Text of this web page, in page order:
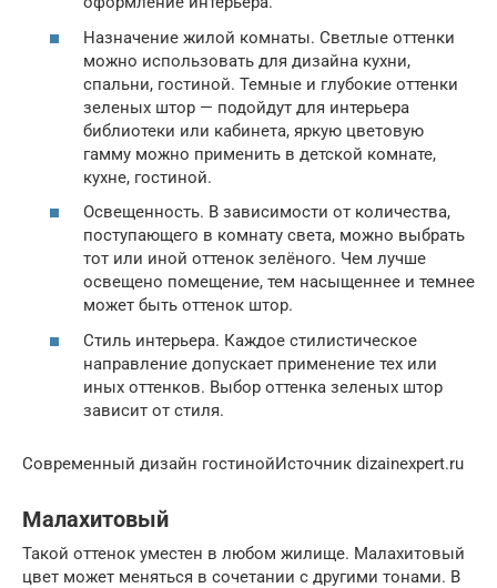
Назначение жилой комнаты. Светлые оттенки
можно использовать для дизайна кухни,
спальни, гостиной. Темные и глубокие оттенки
зеленых штор — подойдут для интерьера
библиотеки или кабинета, яркую цветовую
гамму можно применить в детской комнате,
кухне, гостиной.
Освещенность. В зависимости от количества,
поступающего в комнату света, можно выбрать
тот или иной оттенок зелёного. Чем лучше
освещено помещение, тем насыщеннее и темнее
может быть оттенок штор.
Стиль интерьера. Каждое стилистическое
направление допускает применение тех или
иных оттенков. Выбор оттенка зеленых штор
зависит от стиля.
Современный дизайн гостинойИсточник dizainexpert.ru
Малахитовый
Такой оттенок уместен в любом жилище. Малахитовый
цвет может меняться в сочетании с другими тонами. В